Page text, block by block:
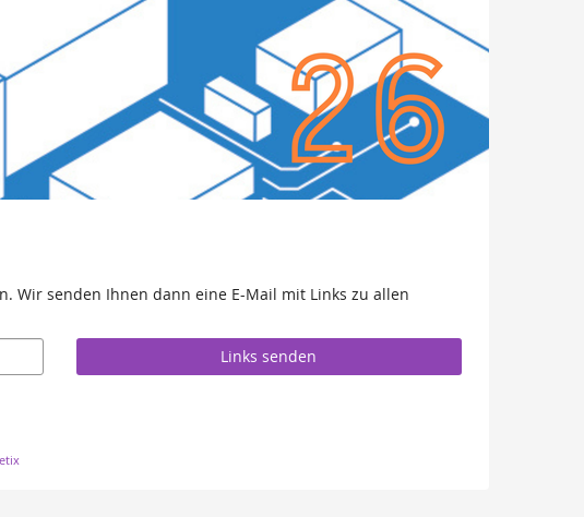
Wir senden Ihnen dann eine E-Mail mit Links zu allen
Links senden